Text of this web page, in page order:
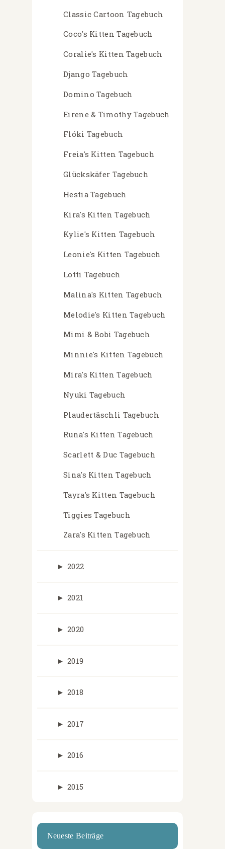
Classic Cartoon Tagebuch
Coco's Kitten Tagebuch
Coralie's Kitten Tagebuch
Django Tagebuch
Domino Tagebuch
Eirene & Timothy Tagebuch
Flóki Tagebuch
Freia's Kitten Tagebuch
Glückskäfer Tagebuch
Hestia Tagebuch
Kira's Kitten Tagebuch
Kylie's Kitten Tagebuch
Leonie's Kitten Tagebuch
Lotti Tagebuch
Malina's Kitten Tagebuch
Melodie's Kitten Tagebuch
Mimi & Bobi Tagebuch
Minnie's Kitten Tagebuch
Mira's Kitten Tagebuch
Nyuki Tagebuch
Plaudertäschli Tagebuch
Runa's Kitten Tagebuch
Scarlett & Duc Tagebuch
Sina's Kitten Tagebuch
Tayra's Kitten Tagebuch
Tiggies Tagebuch
Zara's Kitten Tagebuch
► 2022
► 2021
► 2020
► 2019
► 2018
► 2017
► 2016
► 2015
Neueste Beiträge